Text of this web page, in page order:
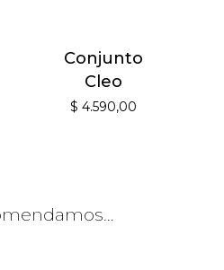
Conjunto
Cleo
$ 4.590,00